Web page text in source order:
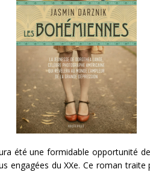
été une formidable opportunité
engagées du XXe. Ce roman